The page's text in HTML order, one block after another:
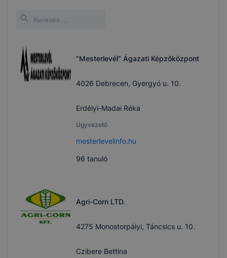
"Mesterlevél" Ágazati Képzőközpont
4026 Debrecen, Gyergyó u. 10.
Erdélyi-Madai Réka
Ügyvezető
mesterlevelinfo.hu
96 tanuló
Agri-Corn LTD.
4275 Monostorpályi, Táncsics u. 10.
Czibere Bettina